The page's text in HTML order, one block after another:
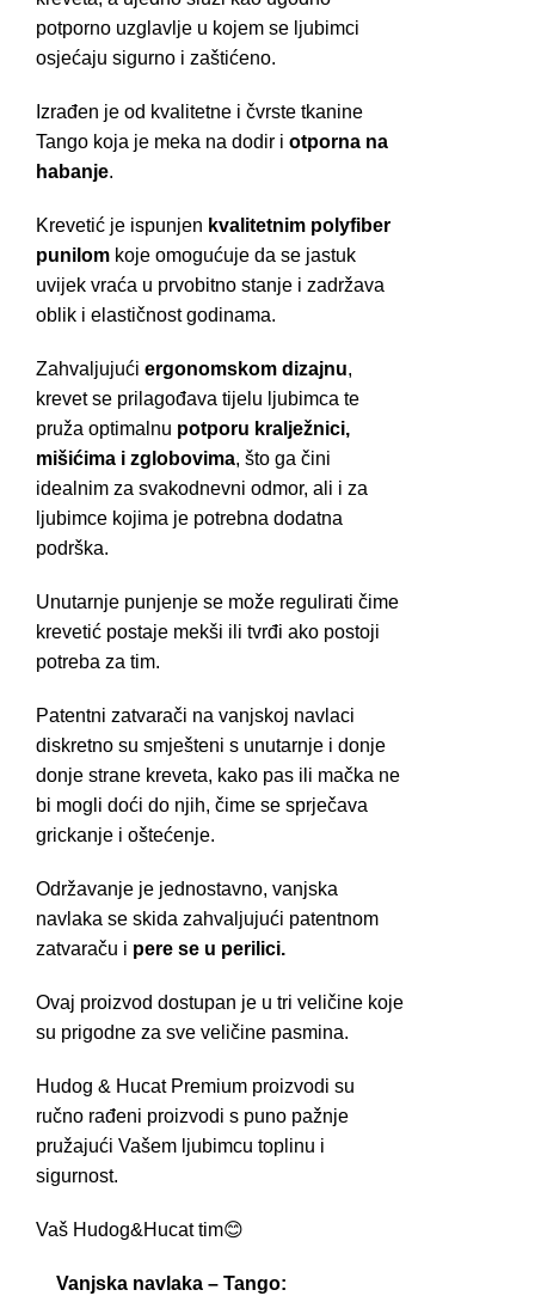
potporno uzglavlje u kojem se ljubimci
osjećaju sigurno i zaštićeno.
Izrađen je od kvalitetne i čvrste tkanine
Tango koja je meka na dodir i otporna na
habanje.
Krevetić je ispunjen kvalitetnim polyfiber
punilom koje omogućuje da se jastuk
uvijek vraća u prvobitno stanje i zadržava
oblik i elastičnost godinama.
Zahvaljujući ergonomskom dizajnu,
krevet se prilagođava tijelu ljubimca te
pruža optimalnu potporu kralježnici,
mišićima i zglobovima, što ga čini
idealnim za svakodnevni odmor, ali i za
ljubimce kojima je potrebna dodatna
podrška.
Unutarnje punjenje se može regulirati čime
krevetić postaje mekši ili tvrđi ako postoji
potreba za tim.
Patentni zatvarači na vanjskoj navlaci
diskretno su smješteni s unutarnje i donje
donje strane kreveta, kako pas ili mačka ne
bi mogli doći do njih, čime se sprječava
grickanje i oštećenje.
Održavanje je jednostavno, vanjska
navlaka se skida zahvaljujući patentnom
zatvaraču i pere se u perilici.
Ovaj proizvod dostupan je u tri veličine koje
su prigodne za sve veličine pasmina.
Hudog & Hucat Premium proizvodi su
ručno rađeni proizvodi s puno pažnje
pružajući Vašem ljubimcu toplinu i
sigurnost.
Vaš Hudog&Hucat tim😊
Vanjska navlaka – Tango: